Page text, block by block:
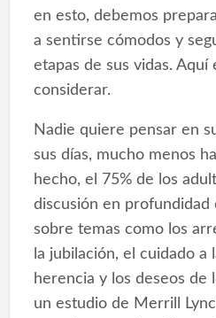
en esto, debemos
a sentirse cómodos y
etapas de sus vidas. Aquí
considerar.
Nadie quiere pensar en
sus días, mucho menos
hecho, el 75% de los
discusión en profundidad
sobre temas como los
la jubilación, el cuidado a
herencia y los deseos de
un estudio de Merrill